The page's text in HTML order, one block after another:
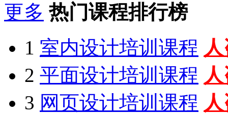
更多 热门课程排行榜
1 室内设计培训课程
2 平面设计培训课程
3 网页设计培训课程